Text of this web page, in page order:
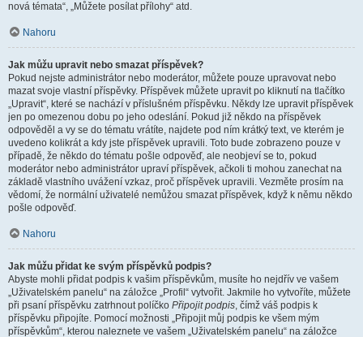
nová témata“, „Můžete posílat přílohy“ atd.
Nahoru
Jak můžu upravit nebo smazat příspěvek?
Pokud nejste administrátor nebo moderátor, můžete pouze upravovat nebo
mazat svoje vlastní příspěvky. Příspěvek můžete upravit po kliknutí na tlačítko
„Upravit“, které se nachází v příslušném příspěvku. Někdy lze upravit příspěvek
jen po omezenou dobu po jeho odeslání. Pokud již někdo na příspěvek
odpověděl a vy se do tématu vrátíte, najdete pod ním krátký text, ve kterém je
uvedeno kolikrát a kdy jste příspěvek upravili. Toto bude zobrazeno pouze v
případě, že někdo do tématu pošle odpověď, ale neobjeví se to, pokud
moderátor nebo administrátor upraví příspěvek, ačkoli ti mohou zanechat na
základě vlastního uvážení vzkaz, proč příspěvek upravili. Vezměte prosím na
vědomí, že normální uživatelé nemůžou smazat příspěvek, když k němu někdo
pošle odpověď.
Nahoru
Jak můžu přidat ke svým příspěvků podpis?
Abyste mohli přidat podpis k vašim příspěvkům, musíte ho nejdřív ve vašem
„Uživatelském panelu“ na záložce „Profil“ vytvořit. Jakmile ho vytvoříte, můžete
při psaní příspěvku zatrhnout políčko Připojit podpis, čímž váš podpis k
příspěvku připojíte. Pomocí možnosti „Připojit můj podpis ke všem mým
příspěvkům“, kterou naleznete ve vašem „Uživatelském panelu“ na záložce